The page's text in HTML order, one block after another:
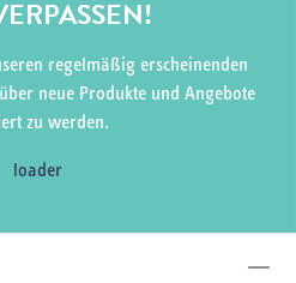
regelmäßig erscheinenden
neue Produkte und Angebote
zu werden.